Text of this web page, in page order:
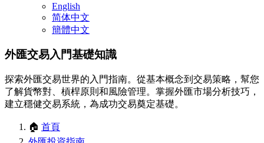
English
简体中文
簡體中文
外匯交易入門基礎知識
探索外匯交易世界的入門指南。從基本概念到交易策略，幫您
了解貨幣對、槓桿原則和風險管理。掌握外匯市場分析技巧，
建立穩健交易系統，為成功交易奠定基礎。
🏠 首頁